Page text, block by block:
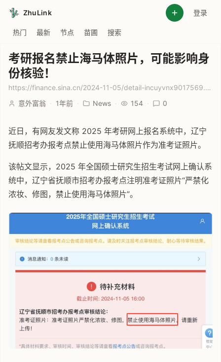
ZhuLink 登录
热门 最新 节点 苗圃 搜索
考研报名禁止海马体照片，可能影响身
份核验！
https://finance.sina.cn/2024-11-05/detail-incuyvnx9017569.d.html?vt=4&pos=108
意外富翁 · 1年前 · News · 154 · 0
近日，有网友发文称 2025 年考研网上报名系统中，辽宁
抚顺招考办报考点禁止使用海马体照片作为准考证照片。
该帖文显示，2025 年全国硕士研究生招生考试网上确认系
统中，辽宁省抚顺市招考办报考点注明准考证照片“严禁化
浓妆、修图，禁止使用海马体照片”。